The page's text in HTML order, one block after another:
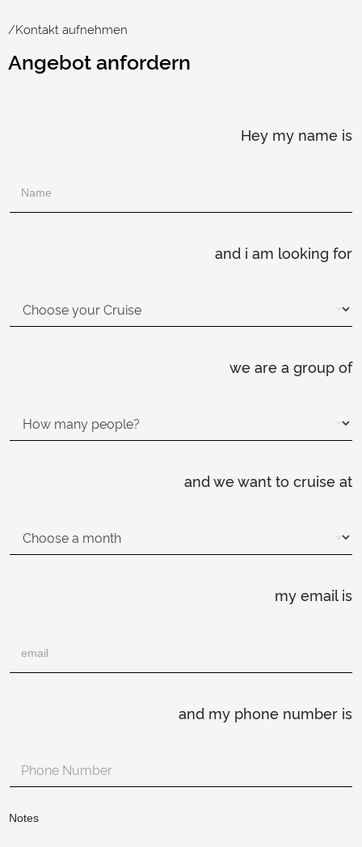
/Kontakt aufnehmen
Angebot anfordern
Hey my name is
and i am looking for
we are a group of
and we want to cruise at
my email is
and my phone number is
Notes